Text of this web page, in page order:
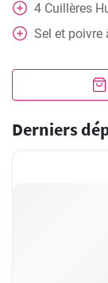
4 Cuillères
Sel et poivre
Derniers